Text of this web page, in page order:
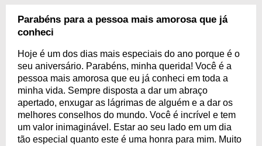
Parabéns para a pessoa mais amorosa que já
conheci
Hoje é um dos dias mais especiais do ano porque é o
seu aniversário. Parabéns, minha querida! Você é a
pessoa mais amorosa que eu já conheci em toda a
minha vida. Sempre disposta a dar um abraço
apertado, enxugar as lágrimas de alguém e a dar os
melhores conselhos do mundo. Você é incrível e tem
um valor inimaginável. Estar ao seu lado em um dia
tão especial quanto este é uma honra para mim. Muito